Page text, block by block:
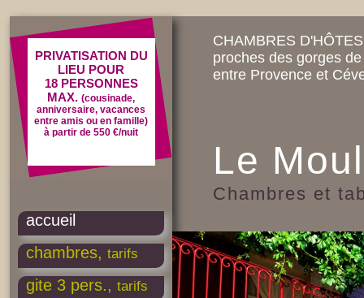
PRIVATISATION DU
LIEU POUR
18 PERSONNES
MAX. (cousinade,
anniversaire, vacances
entre amis ou en famille)
à partir de 550 €/nuit
accueil
chambres, tarifs
gite 3 pers., tarifs
CHAMBRES
proches des gorges
entre Provence et
Le
Chambres et